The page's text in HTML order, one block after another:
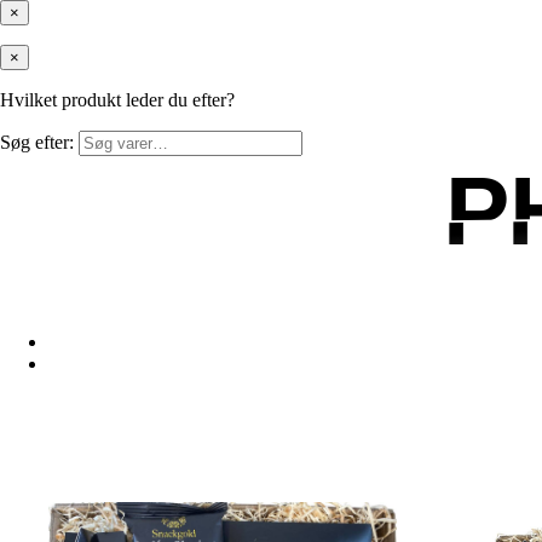
×
×
Hvilket produkt leder du efter?
Søg efter: